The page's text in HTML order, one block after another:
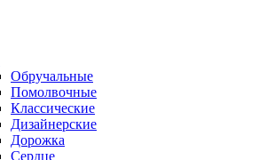
Обручальные
Помолвочные
Классические
Дизайнерские
Дорожка
Сердце